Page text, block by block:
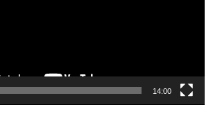
14:00